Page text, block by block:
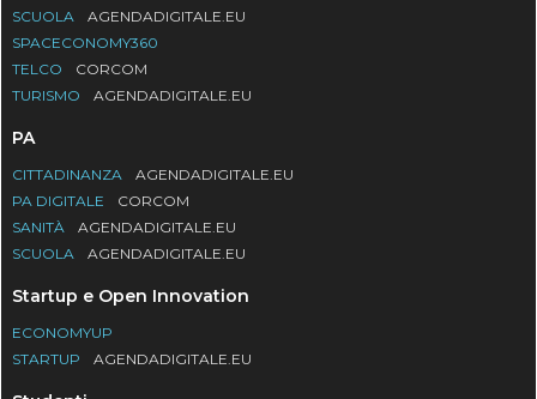
SCUOLA
AGENDADIGITALE.EU
SPACECONOMY360
TELCO
CORCOM
TURISMO
AGENDADIGITALE.EU
PA
CITTADINANZA
AGENDADIGITALE.EU
PA DIGITALE
CORCOM
SANITÀ
AGENDADIGITALE.EU
SCUOLA
AGENDADIGITALE.EU
Startup e Open Innovation
ECONOMYUP
STARTUP
AGENDADIGITALE.EU